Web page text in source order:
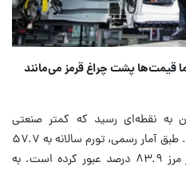
قیمت‌ها پشت چراغ قرمز می‌مانند
اقتصاد ایران به نقطه‌ای رسید که کمتر صنعتی
می‌تواند نسبت به آن بی‌تفاوت باشد. طبق آمار رسمی، تورم سالانه به ۵۷.۷
درصد رسیده و تورم نقطه‌به‌نقطه از مرز ۸۳.۹ درصد عبور کرده است. به